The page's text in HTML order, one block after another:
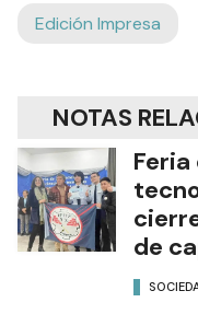
Edición Impresa
NOTAS
de